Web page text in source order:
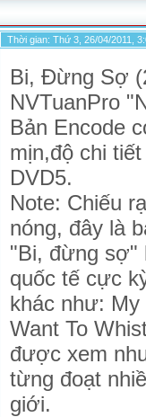
Thời gian: Thứ 3, 26/04/2011,
Bi, Đừng Sợ
NVTuanPro
Bản Encode
mịn,độ chi
DVD5.
Note: Chiếu
nóng, đây là
"Bi, đừng sợ"
quốc tế cực
khác như: My
Want To
được xem
từng đoạt
giới.